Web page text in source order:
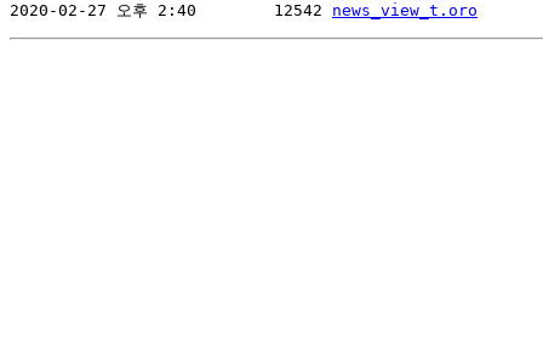
2020-02-27 오후 2:40        12542 news_view_t.oro